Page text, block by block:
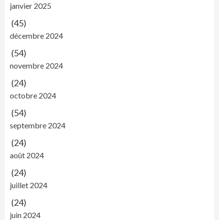
janvier 2025
(45)
décembre 2024
(54)
novembre 2024
(24)
octobre 2024
(54)
septembre 2024
(24)
août 2024
(24)
juillet 2024
(24)
juin 2024